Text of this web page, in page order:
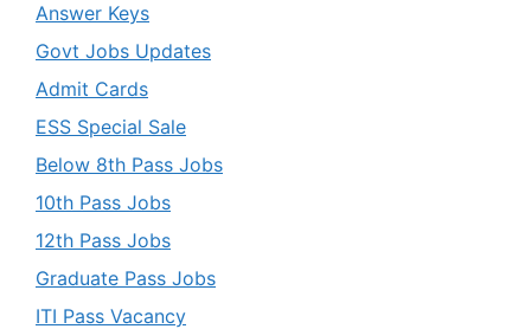
Answer Keys
Govt Jobs Updates
Admit Cards
ESS Special Sale
Below 8th Pass Jobs
10th Pass Jobs
12th Pass Jobs
Graduate Pass Jobs
ITI Pass Vacancy